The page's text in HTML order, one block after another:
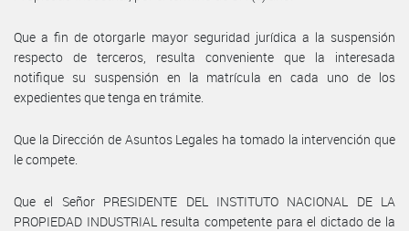
Que a fin de otorgarle mayor seguridad jurídica a la suspensión
respecto de terceros, resulta conveniente que la interesada
notifique su suspensión en la matrícula en cada uno de los
expedientes que tenga en trámite.
Que la Dirección de Asuntos Legales ha tomado la intervención que
le compete.
Que el Señor PRESIDENTE DEL INSTITUTO NACIONAL DE LA
PROPIEDAD INDUSTRIAL resulta competente para el dictado de la